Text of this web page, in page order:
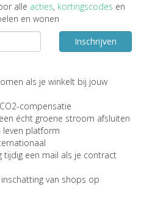
alle acties, kortingscodes en
en wonen
Inschrijven
als je winkelt bij jouw
compensatie
écht groene stroom afsluiten
leven platform
tijdig een mail als je contract
van shops op